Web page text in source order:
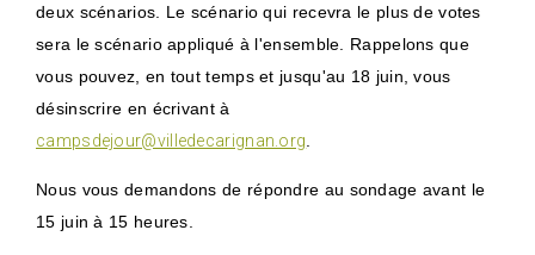
deux scénarios. Le scénario qui recevra le plus de votes
sera le scénario appliqué à l'ensemble. Rappelons que
vous pouvez, en tout temps et jusqu'au 18 juin, vous
désinscrire en écrivant à
campsdejour@villedecarignan.org
Nous vous demandons de répondre au sondage avant le
15 juin à 15 heures.